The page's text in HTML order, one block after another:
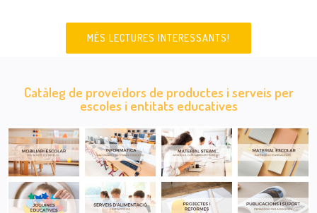
MÉS LECTURES INTERESSANTS!
Catàleg de proveïdors de productes i serveis per
escoles i entitats educatives